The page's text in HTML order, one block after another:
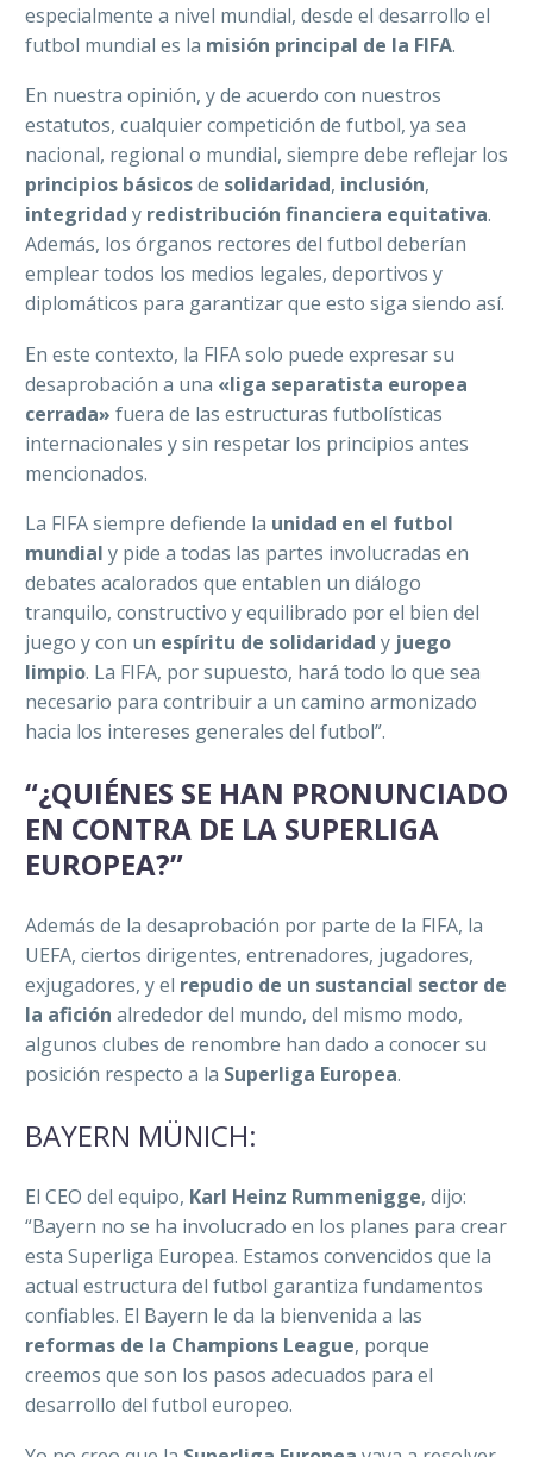
especialmente a nivel mundial, desde el desarrollo el
futbol mundial es la misión principal de la FIFA.
En nuestra opinión, y de acuerdo con nuestros
estatutos, cualquier competición de futbol, ya sea
nacional, regional o mundial, siempre debe reflejar los
principios básicosde solidaridad, inclusión,
integridad y redistribución financiera equitativa.
Además, los órganos rectores del futbol deberían
emplear todos los medios legales, deportivos y
diplomáticos para garantizar que esto siga siendo así.
En este contexto, la FIFA solo puede expresar su
desaprobación a una «liga separatista europea
cerrada» fuera de las estructuras futbolísticas
internacionales y sin respetar los principios antes
mencionados.
La FIFA siempre defiende la unidad en el futbol
mundial y pide a todas las partes involucradas en
debates acalorados que entablen un diálogo
tranquilo, constructivo y equilibrado por el bien del
juego y con un espíritu de solidaridad y juego
limpio. La FIFA, por supuesto, hará todo lo que sea
necesario para contribuir a un camino armonizado
hacia los intereses generales del futbol”.
“¿QUIÉNES SE HAN PRONUNCIADO
EN CONTRA DE LA SUPERLIGA
EUROPEA?”
Además de la desaprobación por parte de la FIFA, la
UEFA, ciertos dirigentes, entrenadores, jugadores,
exjugadores, y el repudio de un sustancial sector de
la afición alrededor del mundo, del mismo modo,
algunos clubes de renombre han dado a conocer su
posición respecto a la Superliga Europea.
BAYERN MÜNICH:
El CEO del equipo, Karl Heinz Rummenigge, dijo:
“Bayern no se ha involucrado en los planes para crear
esta Superliga Europea. Estamos convencidos que la
actual estructura del futbol garantiza fundamentos
confiables. El Bayern le da la bienvenida a las
reformas de la Champions League, porque
creemos que son los pasos adecuados para el
desarrollo del futbol europeo.